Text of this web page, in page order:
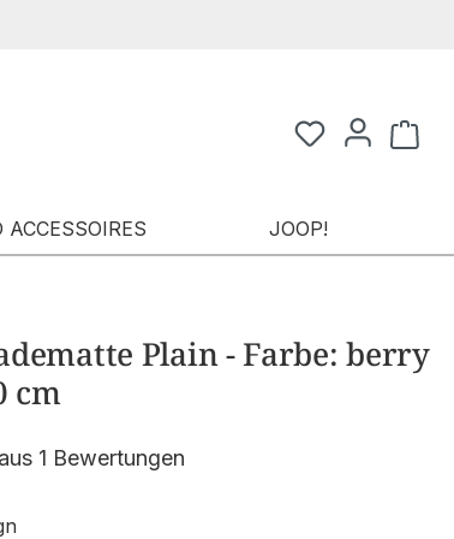
ACCESSOIRES JOOP!
Plain - Farbe: berry
cm
1 Bewertungen